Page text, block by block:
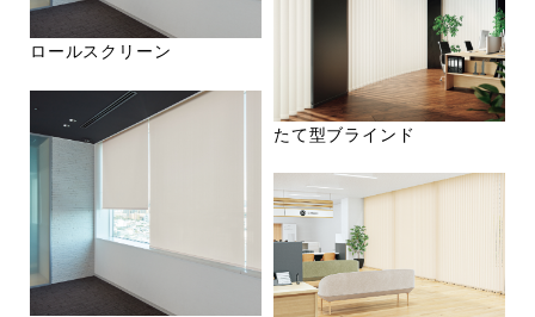
ロールスクリーン
たて型ブラインド